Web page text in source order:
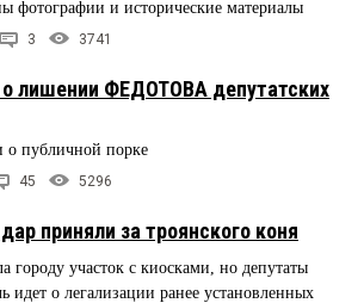
фотографии и исторические материалы
3 3741
лишении ФЕДОТОВА депутатских
о публичной порке
45 5296
приняли за троянского коня
городу участок с киосками, но депутаты
идет о легализации ранее установленных